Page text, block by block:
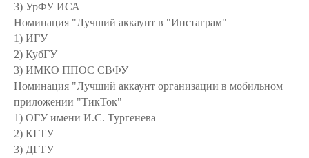
3) УрФУ ИСА
Номинация "Лучший аккаунт в "Инстаграм"
1) ИГУ
2) КубГУ
3) ИМКО ППОС СВФУ
Номинация "Лучший аккаунт организации в мобильном
приложении "ТикТок"
1) ОГУ имени И.С. Тургенева
2) КГТУ
3) ДГТУ